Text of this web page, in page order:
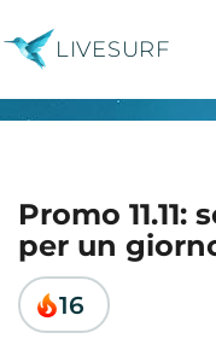
LIVESURF
Promo
per un
16